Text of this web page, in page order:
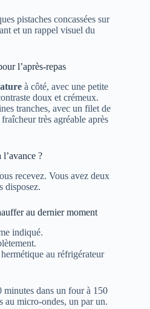
pistaches concassées sur
et un rappel visuel du
l’après-repas
à côté, avec une petite
doux et crémeux.
tranches, avec un filet de
très agréable après
?
recevez. Vous avez deux
disposez.
au dernier moment
indiqué.
au réfrigérateur
minutes dans un four à 150
au micro-ondes, un par un.